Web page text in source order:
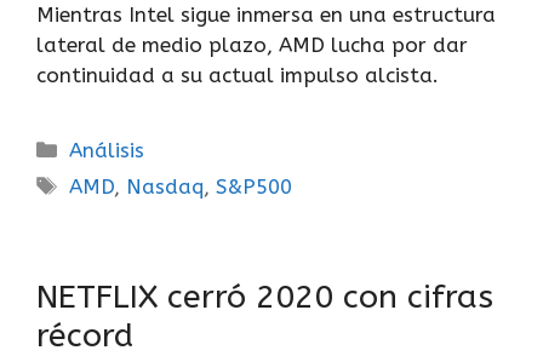
Mientras Intel sigue inmersa en una estructura
lateral de medio plazo, AMD lucha por dar
continuidad a su actual impulso alcista.
Análisis
AMD, Nasdaq,S&P500
NETFLIX cerró 2020 con cifras
récord